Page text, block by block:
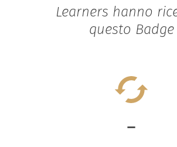
Learners hanno
questo Badge
-